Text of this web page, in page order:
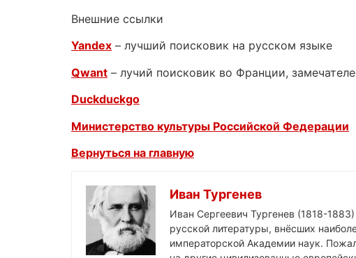
Внешние ссылки
Yandex – лучший поисковик на русском языке
Qwant – лучий поисковик во Франции,
Duckduckgo
Министерство культуры Российской Федерации
Вернуться на главную
Иван Тургенев
Иван Сергеевич Тургенев (1818-
русской литературы, внёсших
императорской Академии наук.